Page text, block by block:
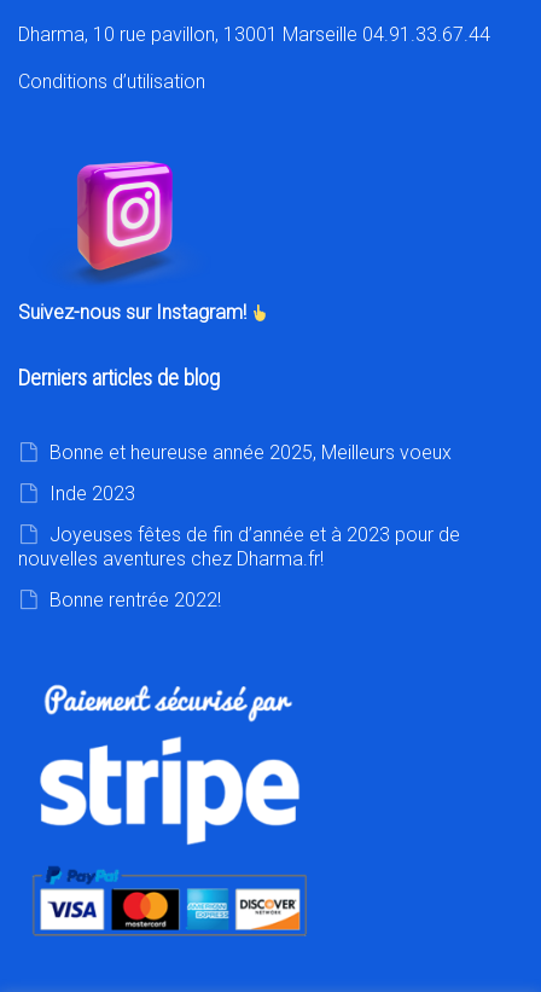
Dharma, 10 rue pavillon, 13001 Marseille 04.91.33.67.44
Conditions d’utilisation
Suivez-nous sur Instagram!
Derniers articles de blog
Bonne et heureuse année 2025, Meilleurs voeux
Inde 2023
Joyeuses fêtes de fin d’année et à 2023 pour de
nouvelles aventures chez Dharma.fr!
Bonne rentrée 2022!